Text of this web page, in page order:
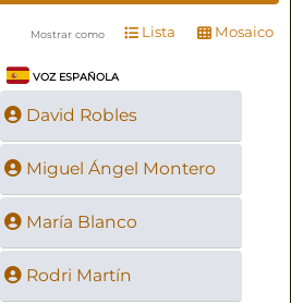
Mostrar como Lista Mosaico
VOZ ESPAÑOLA
David Robles
Miguel Ángel Montero
María Blanco
Rodri Martín